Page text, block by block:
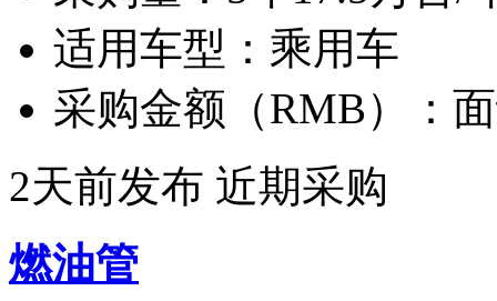
适用车型： 乘用车
采购金额（RMB）：
2天前发布 近期采购
燃油管